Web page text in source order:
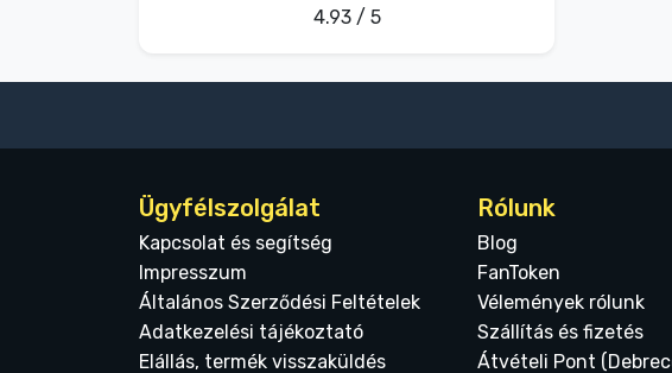
4.93 / 5
Ügyfélszolgálat
Kapcsolat és segítség
Impresszum
Általános Szerződési Feltételek
Adatkezelési tájékoztató
Elállás, termék visszaküldés
Rólunk
Blog
FanToken
Vélemények rólunk
Szállítás és fizetés
Átvételi Pont